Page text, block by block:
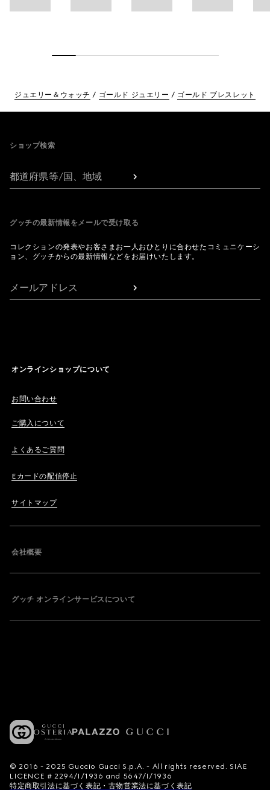
ジュエリー＆ウォッチ ゴールド ジュエリー ゴールド ブレスレット
ショップ検索
都道府県等/国、地域
グッチの最新情報をメールで受け取る
コレクションの発表やお客さまお一人おひとりに合わせたコミュニケーシ
ョン、グッチからの最新情報などをお届けいたします。
メールアドレス
オンラインショップについて
お問い合わせ
ご購入について
よくあるご質問
Eカードの配信停止
サイトマップ
会社概要
グッチ オンラインサービスについて
© 2016 - 2025 Guccio Gucci S.p.A. - All rights reserved. SIAE
LICENCE # 2294/I/1936 and 5647/I/1936
特定商取引法に基づく表記・古物営業法に基づく表記